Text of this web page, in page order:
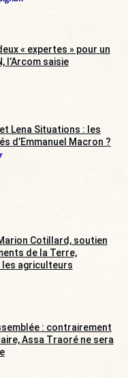
« expertes » pour un
l’Arcom saisie
Lena Situations : les
d’Emmanuel Macron ?
Cotillard, soutien
de la Terre,
agriculteurs
: contrairement
Assa Traoré ne sera